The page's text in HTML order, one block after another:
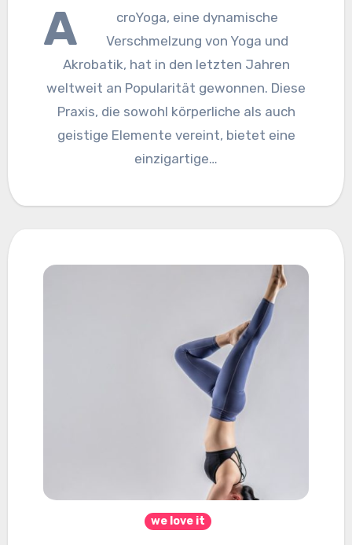
A
croYoga, eine dynamische
Verschmelzung von Yoga und
Akrobatik, hat in den letzten Jahren
weltweit an Popularität gewonnen. Diese
Praxis, die sowohl körperliche als auch
geistige Elemente vereint, bietet eine
einzigartige…
we love it